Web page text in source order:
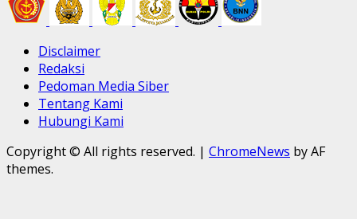
Disclaimer
Redaksi
Pedoman Media Siber
Tentang Kami
Hubungi Kami
Copyright © All rights reserved. | ChromeNews by AF
themes.